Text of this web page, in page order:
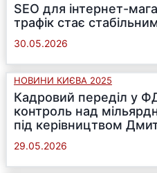
SEO для інтернет-
трафік стає
30.05.2026
НОВИНИ КИЄВА 2025
Кадровий переділ у
контроль над
під керівництвом
29.05.2026